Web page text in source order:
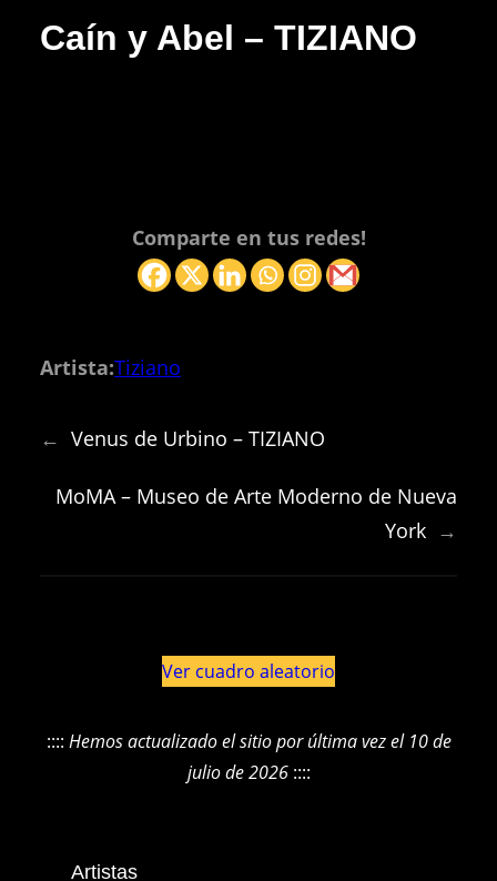
Caín y Abel – TIZIANO
Comparte en tus redes!
Artista:Tiziano
← Venus de Urbino – TIZIANO
MoMA – Museo de Arte Moderno de Nueva
York →
Ver cuadro aleatorio
:::: Hemos actualizado el sitio por última vez el 10 de
julio de 2026::::
Artistas